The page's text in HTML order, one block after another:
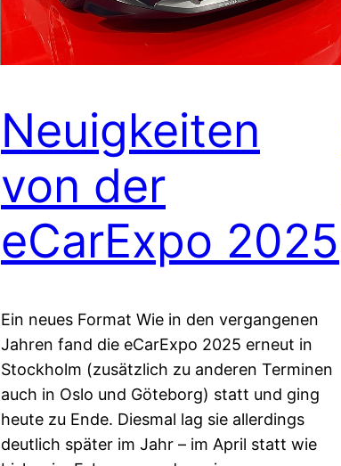
Neuigkeiten
von der
eCarExpo 2025
Ein neues Format Wie in den vergangenen
Jahren fand die eCarExpo 2025 erneut in
Stockholm (zusätzlich zu anderen Terminen
auch in Oslo und Göteborg) statt und ging
heute zu Ende. Diesmal lag sie allerdings
deutlich später im Jahr – im April statt wie